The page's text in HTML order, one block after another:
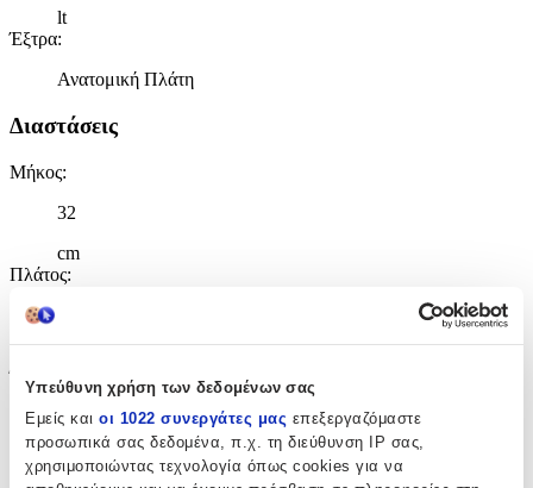
Υπεύθυνη χρήση των δεδομένων σας
Εμείς και οι 1022 συνεργάτες μας επεξεργαζόμαστε
προσωπικά σας δεδομένα, π.χ. τη διεύθυνση IP σας,
χρησιμοποιώντας τεχνολογία όπως cookies για να
lt
Έξτρα:
Ανατομική Πλάτη
Διαστάσεις
Μήκος:
32
cm
Πλάτος:
Ύψος
40